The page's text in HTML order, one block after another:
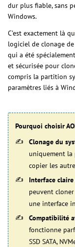
dur plus fiable, sans
Windows.
C’est exactement là
logiciel de clonage
qui a été
et sécurisée pour
compris la partition
paramètres liés à
Pourquoi choisir
Clonage du
uniquement la
copier les
Interface
peuvent
une interface
Compatibilité
fonctionne
SSD SATA,